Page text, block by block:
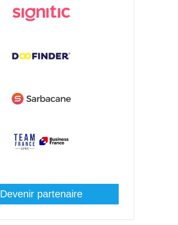
Devenir partenaire